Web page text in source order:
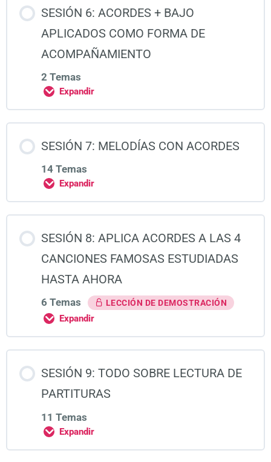
SESIÓN 6: ACORDES + BAJO
APLICADOS COMO FORMA DE
ACOMPAÑAMIENTO
2 Temas
Expandir
SESIÓN 7: MELODÍAS CON ACORDES
14 Temas
Expandir
SESIÓN 8: APLICA ACORDES A LAS 4
CANCIONES FAMOSAS ESTUDIADAS
HASTA AHORA
6 Temas LECCIÓN DE DEMOSTRACIÓN
Expandir
SESIÓN 9: TODO SOBRE LECTURA DE
PARTITURAS
11 Temas
Expandir